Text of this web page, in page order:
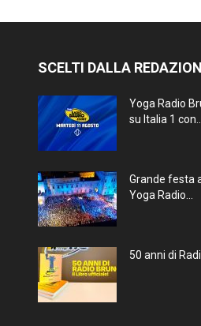
SCELTI DALLA
Yoga Radio
su Italia 1
Grande festa
Yoga Radio...
50 anni di